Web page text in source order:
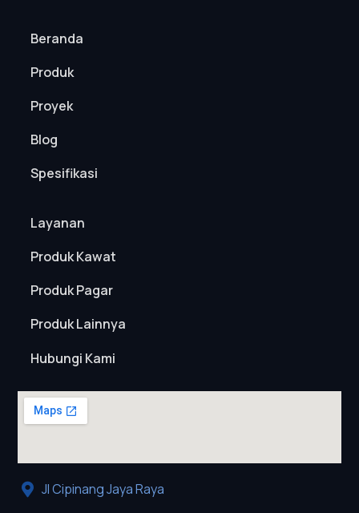
Beranda
Produk
Proyek
Blog
Spesifikasi
Layanan
Produk Kawat
Produk Pagar
Produk Lainnya
Hubungi Kami
Jl Cipinang Jaya Raya